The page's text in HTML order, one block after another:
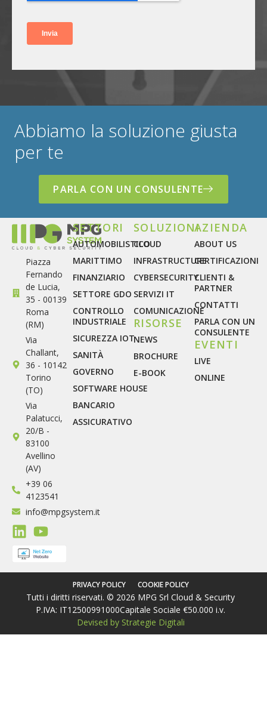
Abbiamo la soluzione giusta
per te
PARLA CON UN CONSULENTE
Piazza
Fernando
de Lucia,
35 - 00139
Roma
(RM)
Via
Challant,
36 - 10142
Torino
(TO)
Via
Palatucci,
20/B -
83100
Avellino
(AV)
+39 06
4123541
info@mpgsystem.it
SETTORI
AUTOMOBILISTICO
MARITTIMO
FINANZIARIO
SETTORE GDO
CONTROLLO
INDUSTRIALE
SICUREZZA IOT
SANITÀ
GOVERNO
SOFTWARE HOUSE
BANCARIO
ASSICURATIVO
SOLUZIONI
CLOUD
INFRASTRUCTURE
CYBERSECURITY
SERVIZI IT
COMUNICAZIONE
RISORSE
NEWS
BROCHURE
E-BOOK
AZIENDA
ABOUT US
CERTIFICAZIONI
CLIENTI &
PARTNER
CONTATTI
PARLA CON UN
CONSULENTE
EVENTI
LIVE
ONLINE
PRIVACY POLICY COOKIE POLICY
Tutti i diritti riservati. © 2026 MPG Srl Cloud & Security
P.IVA: IT12500991000Capitale Sociale €50.000 i.v.
Devised by Strategie Digitali